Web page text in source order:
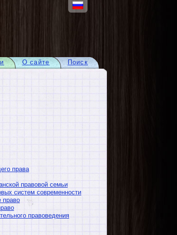
Поиск
О сайте
права
правовой семьи
систем современности
право
правоведения